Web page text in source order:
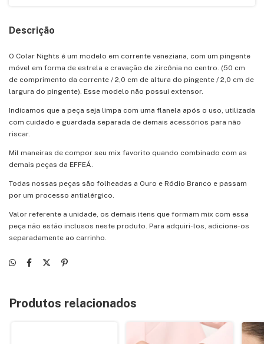
Descrição
O Colar Nights é um modelo em corrente veneziana, com um pingente
móvel em forma de estrela e cravação de zircônia no centro. (50 cm
de comprimento da corrente / 2,0 cm de altura do pingente / 2,0 cm de
largura do pingente). Esse modelo não possui extensor.
Indicamos que a peça seja limpa com uma flanela após o uso, utilizada
com cuidado e guardada separada de demais acessórios para não
riscar.
Mil maneiras de compor seu mix favorito quando combinado com as
demais peças da EFFEÁ.
Todas nossas peças são folheadas a Ouro e Ródio Branco e passam
por um processo antialérgico.
Valor referente a unidade, os demais itens que formam mix com essa
peça não estão inclusos neste produto. Para adquiri-los, adicione-os
separadamente ao carrinho.
Produtos relacionados